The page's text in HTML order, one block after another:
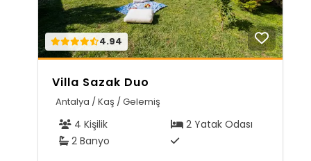
4.94
Villa Sazak Duo
Antalya / Kaş / Gelemiş
4 Kişilik
2 Yatak Odası
2 Banyo